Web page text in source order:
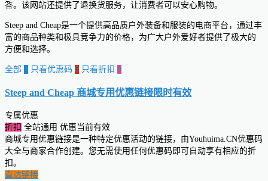
答。该网站还提供了退换货服务，让消费者可以安心购物。
Steep and Cheap是一个提供高品质户外装备和服装的电商平台，通过丰
富的商品种类和极具竞争力的价格，为广大户外爱好者提供了极大的
方便和选择。
全部 只看优惠码 0 只看折扣 0
Steep and Cheap 商城专用优惠链接限时有效
专属优惠
折扣
全站通用 优惠当前有效
商城专用优惠链接是一种特定优惠活动的链接，由Youhuima.CN优惠码
大全与商家合作创建。您无需使用任何优惠码即可自动享有相应的折
扣。
直达链接